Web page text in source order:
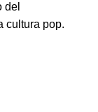
del
cultura pop.